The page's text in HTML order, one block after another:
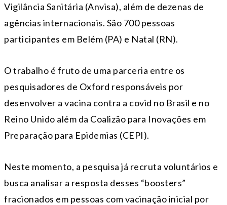
Vigilância Sanitária (Anvisa), além de dezenas de
agências internacionais. São 700 pessoas
participantes em Belém (PA) e Natal (RN).
O trabalho é fruto de uma parceria entre os
pesquisadores de Oxford responsáveis por
desenvolver a vacina contra a covid no Brasil e no
Reino Unido além da Coalizão para Inovações em
Preparação para Epidemias (CEPI).
Neste momento, a pesquisa já recruta voluntários e
busca analisar a resposta desses “boosters”
fracionados em pessoas com vacinação inicial por